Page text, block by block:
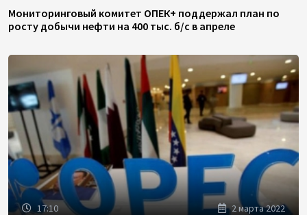
Мониторинговый комитет ОПЕК+ поддержал план по
росту добычи нефти на 400 тыс. б/с в апреле
17:10 2 марта 2022